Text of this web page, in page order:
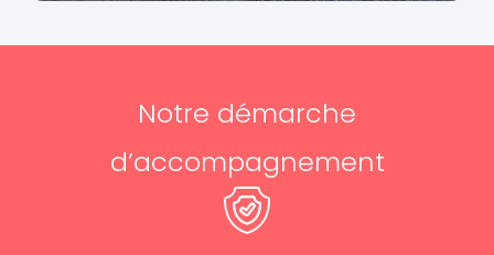
Notre démarche
d’accompagnement